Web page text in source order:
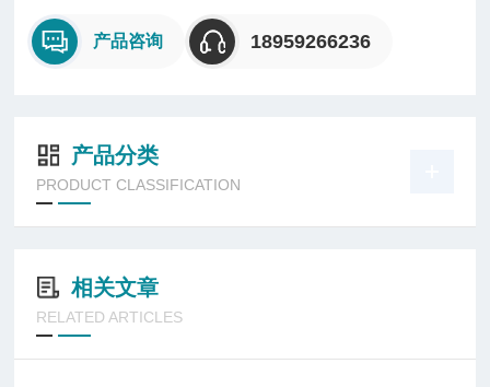
产品咨询 18959266236
产品分类
PRODUCT CLASSIFICATION
相关文章
RELATED ARTICLES